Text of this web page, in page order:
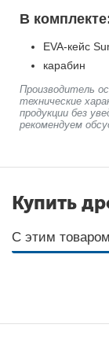
В
EVA-кейс
карабин
Производитель
технические
продукции без
рекомендуем
Купить
С этим